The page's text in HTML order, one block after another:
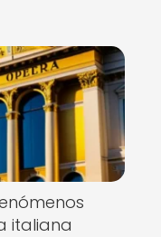
italiana